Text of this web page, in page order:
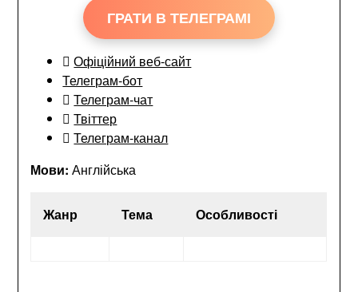
ГРАТИ В ТЕЛЕГРАМІ
Офіційний веб-сайт
Телеграм-бот
Телеграм-чат
Твіттер
Телеграм-канал
Мови: Англійська
Жанр Тема Особливості